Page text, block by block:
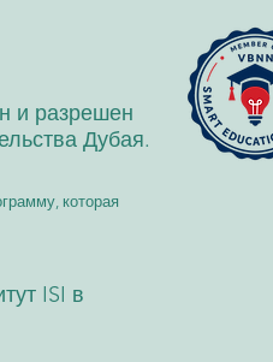
и разрешен
Дубая.
которая
ISI в